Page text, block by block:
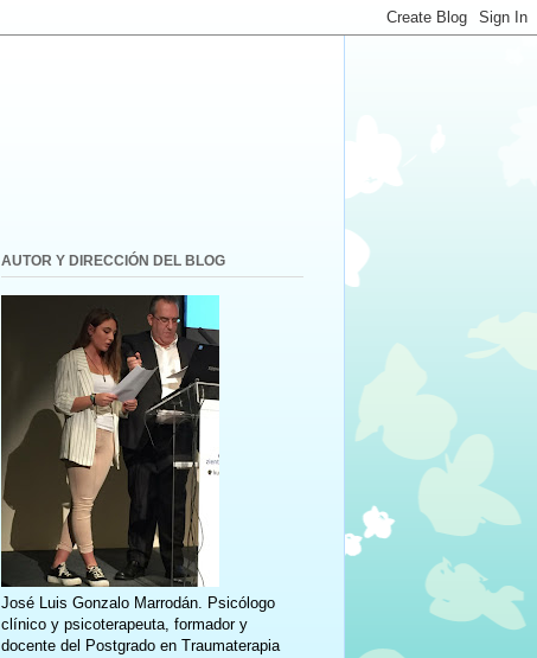
AUTOR Y DIRECCIÓN DEL BLOG
José Luis Gonzalo Marrodán. Psicólogo
clínico y psicoterapeuta, formador y
docente del Postgrado en Traumaterapia